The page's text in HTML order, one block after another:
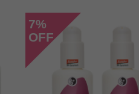
7%
OFF